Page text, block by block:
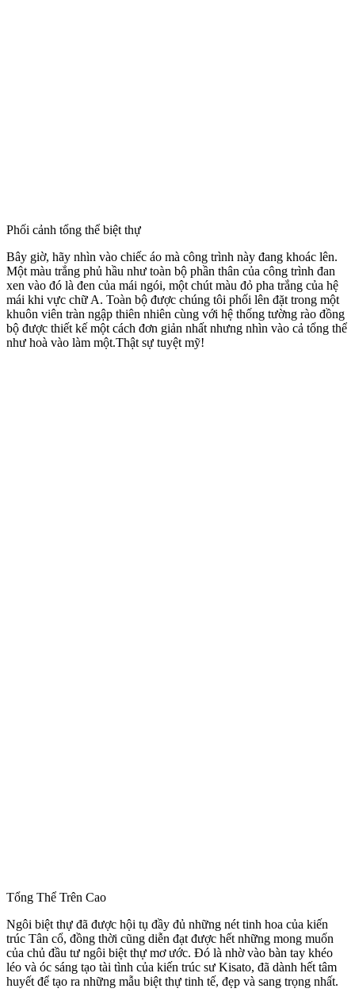
Phối cảnh tổng thể biệt thự
Bây giờ, hãy nhìn vào chiếc áo mà công trình này đang khoác lên.
Một màu trắng phủ hầu như toàn bộ phần thân của công trình đan
xen vào đó là đen của mái ngói, một chút màu đỏ pha trắng của hệ
mái khi vực chữ A. Toàn bộ được chúng tôi phối lên đặt trong một
khuôn viên tràn ngập thiên nhiên cùng với hệ thống tường rào đồng
bộ được thiết kế một cách đơn giản nhất nhưng nhìn vào cả tổng thể
như hoà vào làm một.Thật sự tuyệt mỹ!
Tổng Thể Trên Cao
Ngôi biệt thự đã được hội tụ đầy đủ những nét tinh hoa của kiến
trúc Tân cổ, đồng thời cũng diễn đạt được hết những mong muốn
của chủ đầu tư ngôi biệt thự mơ ước. Đó là nhờ vào bàn tay khéo
léo và óc sáng tạo tài tình của kiến trúc sư Kisato, đã dành hết tâm
huyết để tạo ra những mẫu biệt thự tinh tế, đẹp và sang trọng nhất.